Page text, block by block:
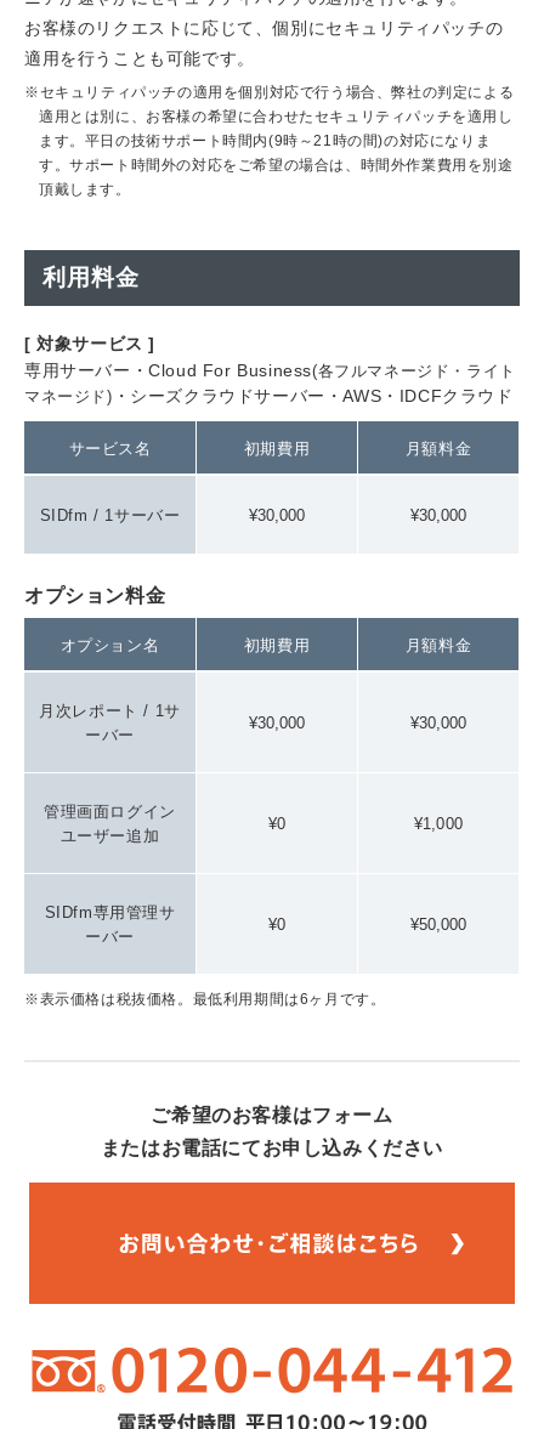
お客様のリクエストに応じて、個別にセキュリティパッチの
適用を行うことも可能です。
※セキュリティパッチの適用を個別対応で行う場合、弊社の判定による
適用とは別に、お客様の希望に合わせたセキュリティパッチを適用し
ます。平日の技術サポート時間内(9時～21時の間)の対応になりま
す。サポート時間外の対応をご希望の場合は、時間外作業費用を別途
頂戴します。
利用料金
[ 対象サービス ]
専用サーバー・Cloud For Business(各フルマネージド・ライト
マネージド) ・シーズクラウドサーバー・AWS・IDCFクラウド
サービス名 初期費用 月額料金
SIDfm / 1サーバー ¥30,000 ¥30,000
オプション料金
オプション名 初期費用 月額料金
月次レポート / 1サ
ーバー
¥30,000 ¥30,000
管理画面ログイン
ユーザー追加
¥0 ¥1,000
SIDfm専用管理サ
ーバー
¥0 ¥50,000
※表示価格は税抜価格。最低利用期間は6ヶ月です。
ご希望のお客様はフォーム
またはお電話にてお申し込みください